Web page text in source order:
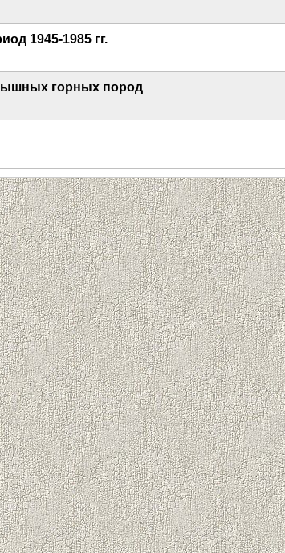
1945-1985 гг.
горных пород